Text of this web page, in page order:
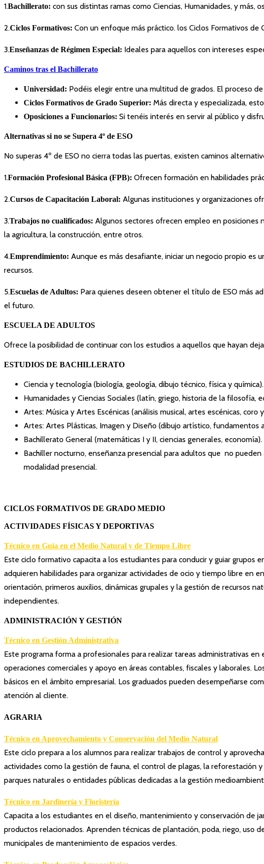
1.Bachillerato: con sus distintas ramas como Ciencias, Humanidades, y
2.Ciclos Formativos: Con un enfoque más práctico. los Ciclos Formativos
3.Enseñanzas de Régimen Especial: Ideales para aquellos con intereses
Caminos tras el Bachillerato
Universidad: Podéis elegir entre una multitud de grados. El proceso
Ciclos Formativos de Grado Superior: Más directa y especializada,
Oposiciones a Funcionarios: Si tenéis interés en servir al público y
Alternativas si no se Supera 4º de ESO
No superas 4º de ESO no cierra todas las puertas, existen caminos
1.Formación Profesional Básica (FPB): Ofrecen formación en habilidades
2.Cursos de Capacitación Laboral: Algunas instituciones y organizaciones
3.Trabajos no cualificados: Algunos sectores ofrecen empleo en posiciones
la agricultura, la construcción, entre otros.
4.Emprendimiento: Aunque es más desafiante, iniciar un negocio propio es
recursos.
5.Escuelas de Adultos: Para quienes deseen obtener el título de ESO más
el futuro.
ESCUELA DE ADULTOS
Ofrece la posibilidad de continuar con los estudios a aquellos que hayan
ESTUDIOS DE BACHILLERATO
Ciencia y tecnología (biología, geología, dibujo técnico, física y química).
Humanidades y Ciencias Sociales (latín, griego, historia de la filosofía,
Artes: Música y Artes Escénicas (análisis musical, artes escénicas, coro
Artes: Artes Plásticas, Imagen y Diseño (dibujo artístico,
Bachillerato General (matemáticas I y II, ciencias generales, economía).
Bachiller nocturno, enseñanza presencial para adultos que no
modalidad presencial.
CICLOS FORMATIVOS DE GRADO MEDIO
ACTIVIDADES FÍSICAS Y DEPORTIVAS
Técnico en Guía en el Medio Natural y de Tiempo Libre
Este ciclo formativo capacita a los estudiantes para conducir y guiar
adquieren habilidades para organizar actividades de ocio y tiempo libre en
orientación, primeros auxilios, dinámicas grupales y la gestión de recursos
independientes.
ADMINISTRACIÓN Y GESTIÓN
Técnico en Gestión Administrativa
Este programa forma a profesionales para realizar tareas administrativas
operaciones comerciales y apoyo en áreas contables, fiscales y laborales.
básicos en el ámbito empresarial. Los graduados pueden desempeñarse
atención al cliente.
AGRARIA
Técnico en Aprovechamiento y Conservación del Medio Natural
Este ciclo prepara a los alumnos para realizar trabajos de control y
actividades como la gestión de fauna, el control de plagas, la
parques naturales o entidades públicas dedicadas a la gestión
Técnico en Jardinería y Floristería
Capacita a los estudiantes en el diseño, mantenimiento y conservación de
productos relacionados. Aprenden técnicas de plantación, poda, riego, uso
municipales de mantenimiento de espacios verdes.